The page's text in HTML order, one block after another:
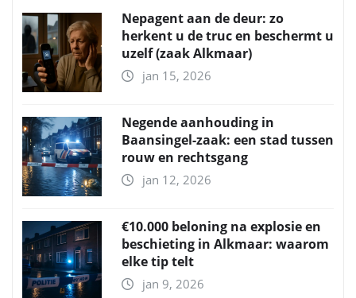
Nepagent aan de deur: zo
herkent u de truc en beschermt u
uzelf (zaak Alkmaar)
jan 15, 2026
Negende aanhouding in
Baansingel-zaak: een stad tussen
rouw en rechtsgang
jan 12, 2026
€10.000 beloning na explosie en
beschieting in Alkmaar: waarom
elke tip telt
jan 9, 2026